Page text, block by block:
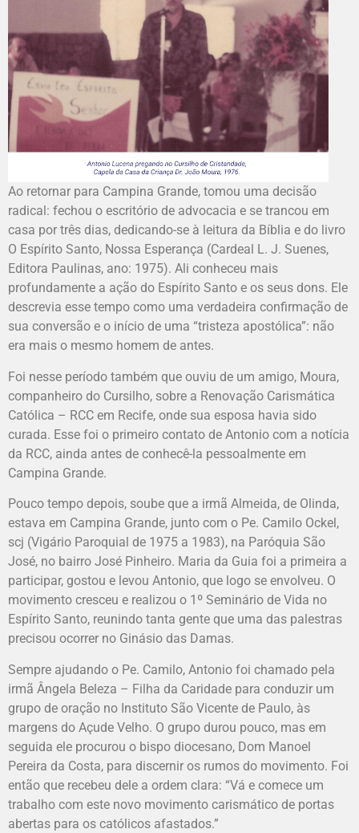
Ao retornar para Campina Grande, tomou uma decisão
radical: fechou o escritório de advocacia e se trancou em
casa por três dias, dedicando-se à leitura da Bíblia e do livro
O Espírito Santo, Nossa Esperança (Cardeal L. J. Suenes,
Editora Paulinas, ano: 1975). Ali conheceu mais
profundamente a ação do Espírito Santo e os seus dons. Ele
descrevia esse tempo como uma verdadeira confirmação de
sua conversão e o início de uma “tristeza apostólica”: não
era mais o mesmo homem de antes.
Foi nesse período também que ouviu de um amigo, Moura,
companheiro do Cursilho, sobre a Renovação Carismática
Católica – RCC em Recife, onde sua esposa havia sido
curada. Esse foi o primeiro contato de Antonio com a notícia
da RCC, ainda antes de conhecê-la pessoalmente em
Campina Grande.
Pouco tempo depois, soube que a irmã Almeida, de Olinda,
estava em Campina Grande, junto com o Pe. Camilo Ockel,
scj (Vigário Paroquial de 1975 a 1983), na Paróquia São
José, no bairro José Pinheiro. Maria da Guia foi a primeira a
participar, gostou e levou Antonio, que logo se envolveu. O
movimento cresceu e realizou o 1º Seminário de Vida no
Espírito Santo, reunindo tanta gente que uma das palestras
precisou ocorrer no Ginásio das Damas.
Sempre ajudando o Pe. Camilo, Antonio foi chamado pela
irmã Ângela Beleza – Filha da Caridade para conduzir um
grupo de oração no Instituto São Vicente de Paulo, às
margens do Açude Velho. O grupo durou pouco, mas em
seguida ele procurou o bispo diocesano, Dom Manoel
Pereira da Costa, para discernir os rumos do movimento. Foi
então que recebeu dele a ordem clara: “Vá e comece um
trabalho com este novo movimento carismático de portas
abertas para os católicos afastados.”